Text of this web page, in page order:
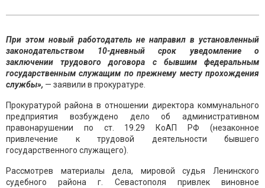
При этом новый работодатель не направил в установленный
законодательством 10-дневный срок уведомление о
заключении трудового договора с бывшим федеральным
государственным служащим по прежнему месту прохождения
службы», — заявили в прокуратуре.
Прокуратурой района в отношении директора коммунального
предприятия возбуждено дело об административном
правонарушении по ст. 19.29 КоАП РФ (незаконное
привлечение к трудовой деятельности бывшего
государственного служащего).
Рассмотрев материалы дела, мировой судья Ленинского
судебного района г. Севастополя привлек виновное